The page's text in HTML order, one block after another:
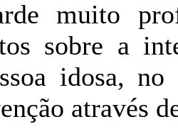
muito
sobre a
idosa,
através